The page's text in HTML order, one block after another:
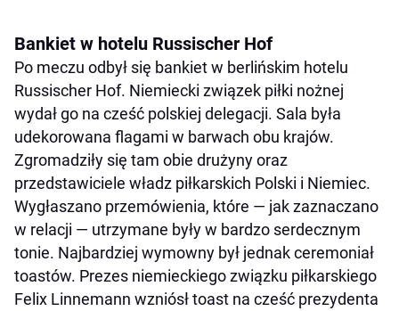
Bankiet w hotelu Russischer Hof
Po meczu odbył się bankiet w berlińskim hotelu
Russischer Hof. Niemiecki związek piłki nożnej
wydał go na cześć polskiej delegacji. Sala była
udekorowana flagami w barwach obu krajów.
Zgromadziły się tam obie drużyny oraz
przedstawiciele władz piłkarskich Polski i Niemiec.
Wygłaszano przemówienia, które — jak zaznaczano
w relacji — utrzymane były w bardzo serdecznym
tonie. Najbardziej wymowny był jednak ceremoniał
toastów. Prezes niemieckiego związku piłkarskiego
Felix Linnemann wzniósł toast na cześć prezydenta